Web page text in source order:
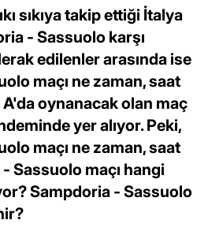
sıkıya takip ettiği İtalya
- Sassuolo karşı
edilenler arasında ise
maçı ne zaman, saat
oynanacak olan maç
yer alıyor. Peki,
maçı ne zaman, saat
Sassuolo maçı hangi
Sampdoria - Sassuolo